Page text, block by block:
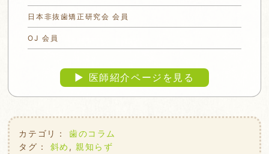
日本非抜歯矯正研究会 会員
OJ 会員
▶︎ 医師紹介ページを見る
カテゴリ：歯のコラム
タグ： 斜め ,親知らず